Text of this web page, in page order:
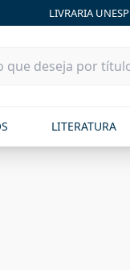
LIVRARIA UNESP
LITERATURA